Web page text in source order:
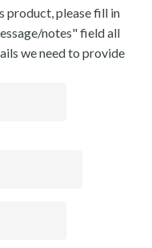
product, please fill in
notes" field all
we need to provide